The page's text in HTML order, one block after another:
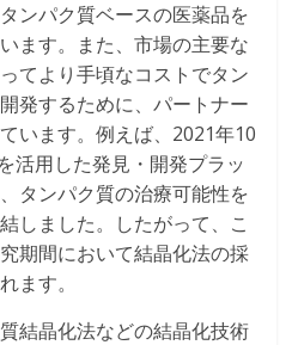
ンパク質ベースの医薬品を
ます。また、市場の主要な
てより手頃なコストでタン
発するために、パートナー
います。例えば、2021年10
活用した発見・開発プラッ
タンパク質の治療可能性を
しました。したがって、こ
期間において結晶化法の採
ます。
結晶化法などの結晶化技術